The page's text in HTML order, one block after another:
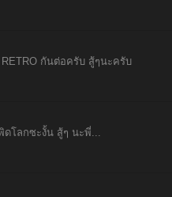
กันต่อครับ สู้ๆนะครับ
ดโลกซะงั้น สู้ๆ นะพี่...